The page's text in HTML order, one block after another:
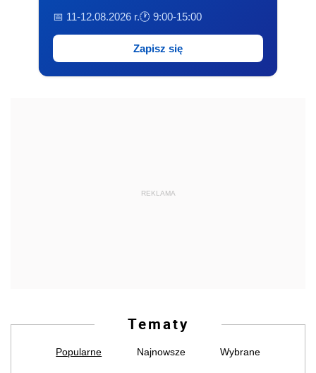
📅 11-12.08.2026 r.🕐 9:00-15:00
Zapisz się
REKLAMA
Tematy
Popularne Najnowsze Wybrane